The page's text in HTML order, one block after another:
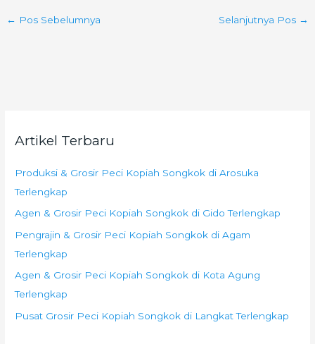
← Pos Sebelumnya Selanjutnya Pos →
Artikel Terbaru
Produksi & Grosir Peci Kopiah Songkok di Arosuka
Terlengkap
Agen & Grosir Peci Kopiah Songkok di Gido Terlengkap
Pengrajin & Grosir Peci Kopiah Songkok di Agam
Terlengkap
Agen & Grosir Peci Kopiah Songkok di Kota Agung
Terlengkap
Pusat Grosir Peci Kopiah Songkok di Langkat Terlengkap